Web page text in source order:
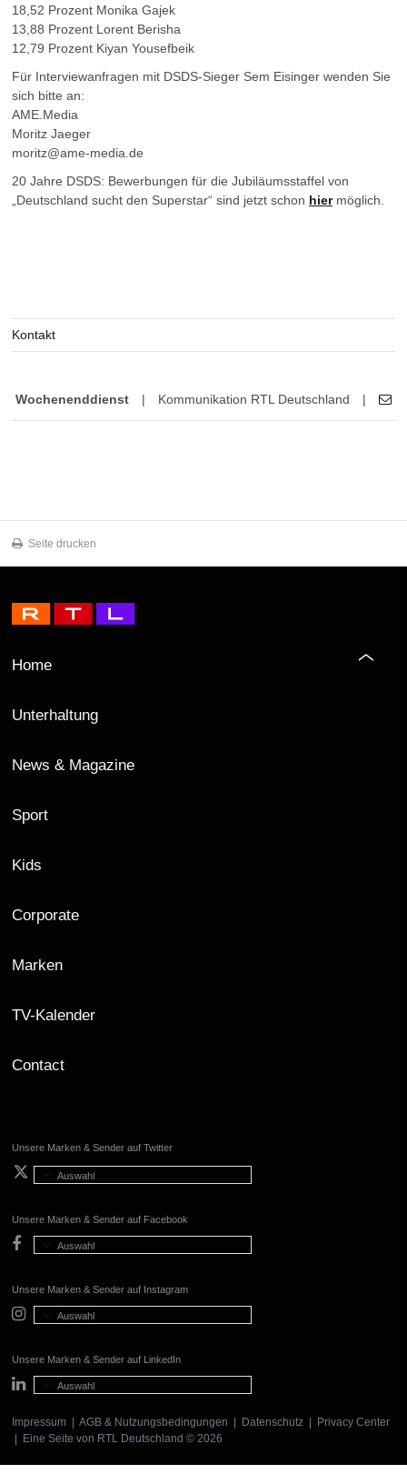
18,52 Prozent Monika Gajek
13,88 Prozent Lorent Berisha
12,79 Prozent Kiyan Yousefbeik
Für Interviewanfragen mit DSDS-Sieger Sem Eisinger wenden Sie
sich bitte an:
AME.Media
Moritz Jaeger
moritz@ame-media.de
20 Jahre DSDS: Bewerbungen für die Jubiläumsstaffel von
„Deutschland sucht den Superstar“ sind jetzt schon hiermöglich.
Kontakt
Wochenenddienst | Kommunikation RTL Deutschland |
Seite drucken
Home
Unterhaltung
News & Magazine
Sport
Kids
Corporate
Marken
TV-Kalender
Contact
Unsere Marken & Sender auf Twitter
Auswahl
Unsere Marken & Sender auf Facebook
Auswahl
Unsere Marken & Sender auf Instagram
Auswahl
Unsere Marken & Sender auf LinkedIn
Auswahl
Impressum AGB & Nutzungsbedingungen Datenschutz
Privacy Center
| Eine Seite von RTL Deutschland © 2026